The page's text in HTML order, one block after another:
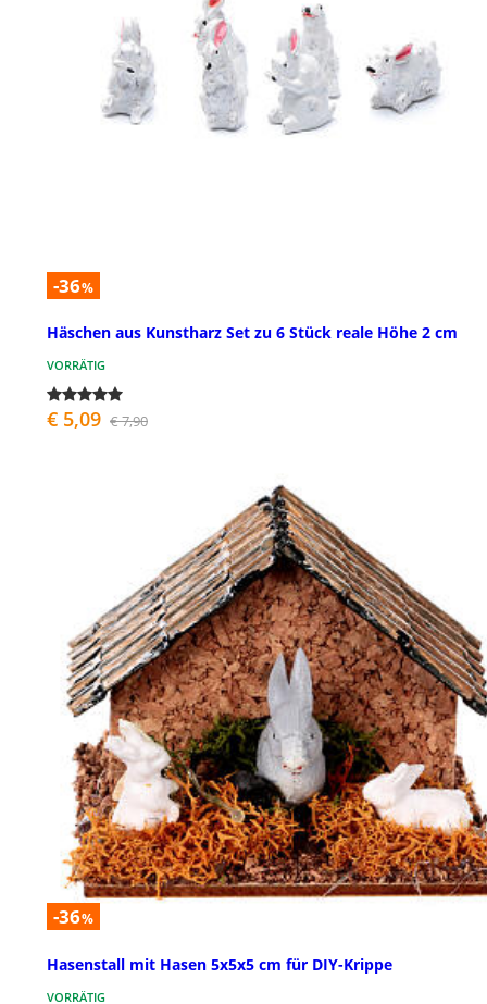
-36%
Häschen aus Kunstharz Set zu 6 Stück reale Höhe 2 cm
VORRÄTIG
€ 5,09 € 7,90
-36%
Hasenstall mit Hasen 5x5x5 cm für DIY-Krippe
VORRÄTIG